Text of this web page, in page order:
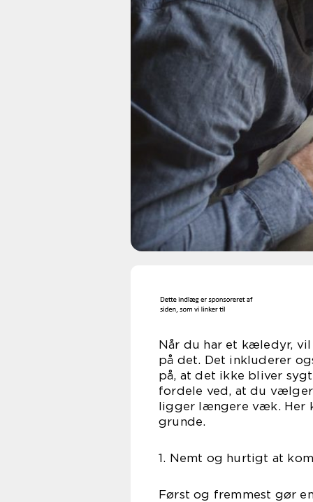
Når du har et kæledyr,
på det. Det inkluderer
på, at det ikke bliver
fordele ved, at du
ligger længere væk. Her
1. Nemt og hurtigt at
Først og fremmest gør